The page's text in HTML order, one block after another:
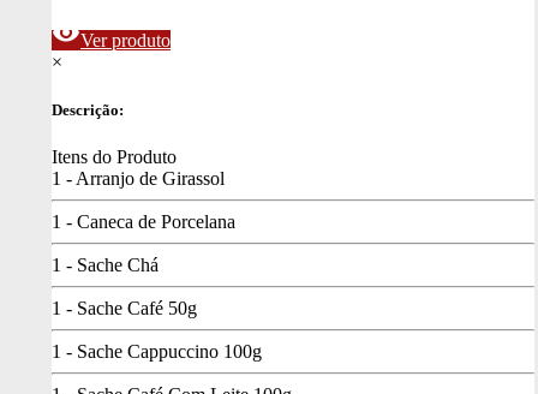
visibilityVer produto
×
Descrição:
Itens do Produto
1 - Arranjo de Girassol
1 - Caneca de Porcelana
1 - Sache Chá
1 - Sache Café 50g
1 - Sache Cappuccino 100g